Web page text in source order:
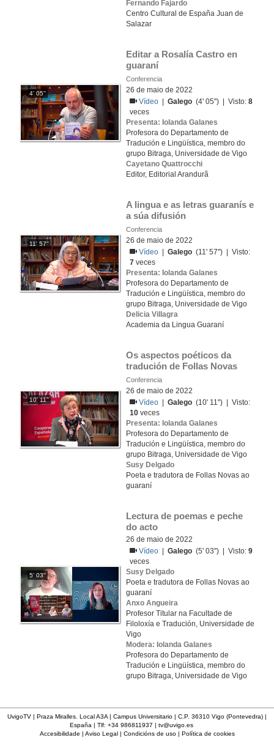
Fernando Fajardo
Centro Cultural de España Juan de
Salazar
4' 05''
Editar a Rosalía Castro en
guaraní
Conferencia
26 de maio de 2022
Vídeo
|Galego (4' 05'') | Visto:8
veces
Presenta: Iolanda Galanes
Profesora do Departamento de
Tradución e Lingüística, membro do
grupo Bitraga, Universidade de Vigo
Cayetano Quattrocchi
Editor, Editorial Arandurã
11' 57''
A lingua e as letras guaranís e
a súa difusión
Conferencia
26 de maio de 2022
Vídeo
|Galego (11' 57'') | Visto:
7 veces
Presenta: Iolanda Galanes
Profesora do Departamento de
Tradución e Lingüística, membro do
grupo Bitraga, Universidade de Vigo
Delicia Villagra
Academia da Lingua Guaraní
10' 11''
Os aspectos poéticos da
tradución de Follas Novas
Conferencia
26 de maio de 2022
Vídeo
|Galego (10' 11'') | Visto:
10 veces
Presenta: Iolanda Galanes
Profesora do Departamento de
Tradución e Lingüística, membro do
grupo Bitraga, Universidade de Vigo
Susy Delgado
Poeta e tradutora de Follas Novas ao
guaraní
5' 03''
Lectura de poemas e peche
do acto
26 de maio de 2022
Vídeo
|Galego (5' 03'') | Visto:9
veces
Susy Delgado
Poeta e tradutora de Follas Novas ao
guaraní
Anxo Angueira
Profesor Titular na Facultade de
Filoloxía e Tradución, Universidade de
Vigo
Modera: Iolanda Galanes
Profesora do Departamento de
Tradución e Lingüística, membro do
grupo Bitraga, Universidade de Vigo
UvigoTV | Praza Miralles. Local A3A | Campus Universitario | C.P. 36310 Vigo (Pontevedra) |
España | Tlf: +34 986811937 | tv@uvigo.es
Accesibilidade | Aviso Legal| Condicións de uso| Política de cookies